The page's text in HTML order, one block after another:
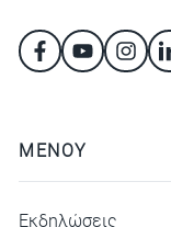
ΜΕΝΟΥ
Εκδηλώσεις